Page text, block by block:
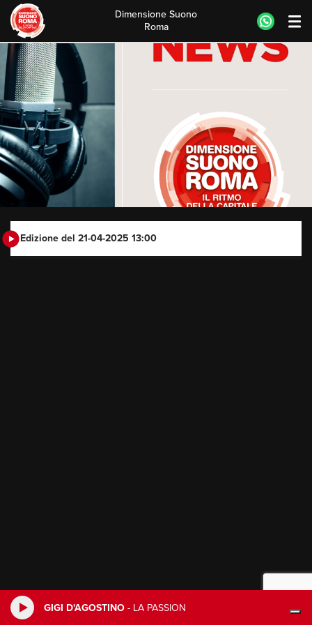
GIGI D'AGOSTINO - LA PASSION
Skip
to
content
Dimensione Suono
Roma
Edizione del 21-04-2025 13:00